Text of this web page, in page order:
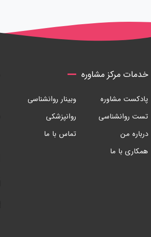
خدمات مرکز مشاوره
پادکست مشاوره
وبینار روانشناسی
تست روانشناسی
روانپزشکی
درباره من
تماس با ما
همکاری با ما